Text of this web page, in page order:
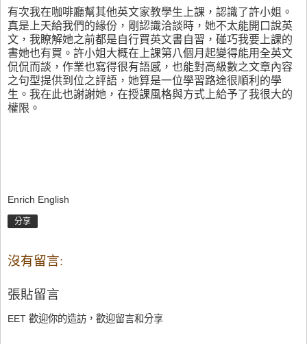
有次我在咖啡廳幫其他英文家教學生上課，認識了許小姐。
真是上天給我們的緣份，剛認識洽談時，她不太能開口說英
文，我瞭解她之前都是自行買英文書自習，碰巧我要上課的
書她也有買。許小姐大概在上課第八個月起變得能用全英文
侃侃而談，作業也寫得很有語感，也能對高級數之文章內容
之句型提供到位之評語，她算是一位學習路途很順利的學
生。我在此也謝謝她，在授課風格與方式上給予了我很大的
權限。
Enrich English
分享
沒有留言:
張貼留言
EET 歡迎你的造訪，歡迎留言和分享